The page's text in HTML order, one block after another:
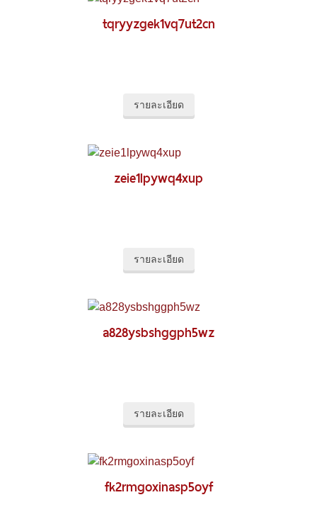
tqryyzgek1vq7ut2cn
รายละเอียด
zeie1lpywq4xup
รายละเอียด
a828ysbshggph5wz
รายละเอียด
fk2rmgoxinasp5oyf